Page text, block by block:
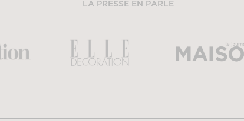
LA PRESSE EN PARLE